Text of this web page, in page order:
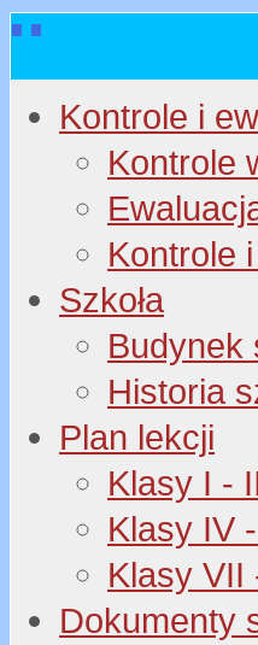
Kontrole i
Kontrole
Kontrole
Szkoła
Budynek
Historia
Plan lekcji
Klasy I -
Klasy IV
Klasy VII
Dokumenty